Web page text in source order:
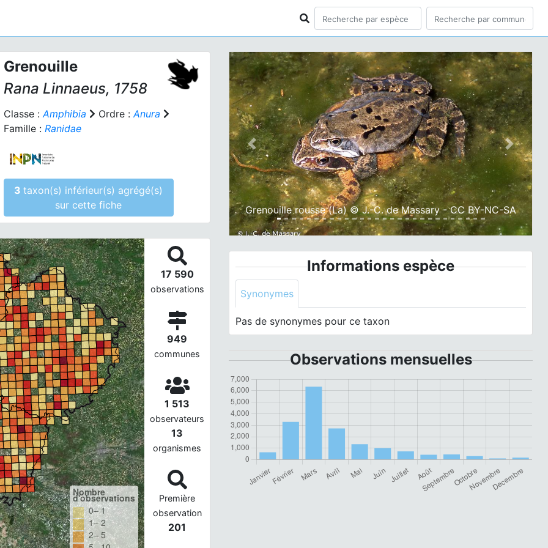
Grenouille
Rana Linnaeus, 1758
Classe :Amphibia Ordre :Anura
Famille : Ranidae
3taxon(s) inférieur(s) agrégé(s)
sur cette fiche
Nombre
d'observations
0– 1
1– 2
2– 5
17 590
observations
949
communes
1 513
observateurs
13
organismes
Première
observation
201
Grenouille rousse (La) © J.-C. de Massary - CC BY-NC-SA
Previous Next
Informations espèce
Synonymes
Pas de synonymes pour ce taxon
Observations mensuelles